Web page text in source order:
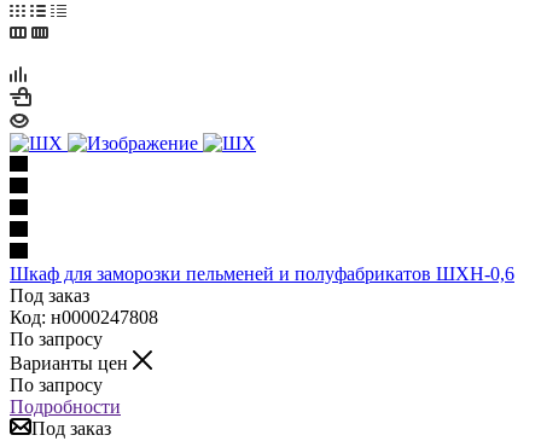
Шкаф для заморозки пельменей и полуфабрикатов ШХН-0,6
Под заказ
Код: н0000247808
По запросу
Варианты цен
По запросу
Подробности
Под заказ